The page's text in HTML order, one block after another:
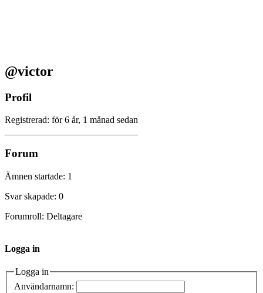
@victor
Profil
Registrerad: för 6 år, 1 månad sedan
Forum
Ämnen startade: 1
Svar skapade: 0
Forumroll: Deltagare
Logga in
Logga in
Användarnamn: